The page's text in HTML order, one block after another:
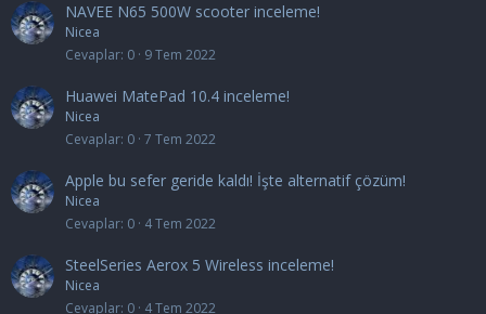
NAVEE N65 500W scooter inceleme!
Nicea
Cevaplar 0 9 Tem 2022
Huawei MatePad 10.4 inceleme!
Nicea
Cevaplar 0 7 Tem 2022
Apple bu sefer geride kaldı! İşte alternatif çözüm!
Nicea
Cevaplar 0 4 Tem 2022
SteelSeries Aerox 5 Wireless inceleme!
Nicea
Cevaplar 0 4 Tem 2022